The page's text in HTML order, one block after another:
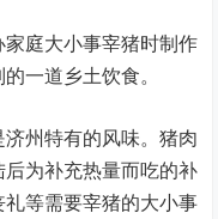
庭大小事宰猪时制作
一道乡土饮食。
州特有的风味。猪肉
为补充热量而吃的补
等需要宰猪的大小事